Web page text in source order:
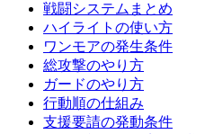
戦闘システムまとめ
ハイライトの使い方
ワンモアの発生条件
総攻撃のやり方
ガードのやり方
行動順の仕組み
支援要請の発動条件